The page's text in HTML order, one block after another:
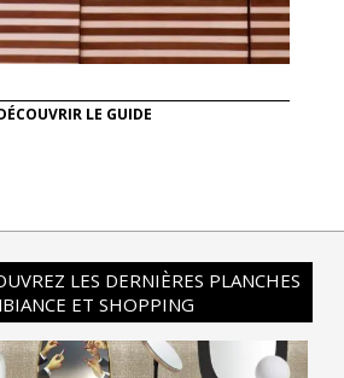
LE GUIDE
LES DERNIÈRES PLANCHES
ET SHOPPING